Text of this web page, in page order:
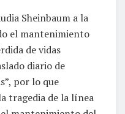
Sheinbaum a la
el mantenimiento
de vidas
diario de
por lo que
tragedia de la línea